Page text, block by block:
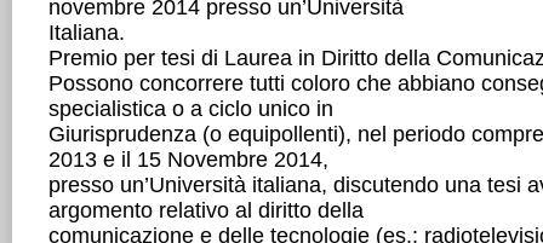
novembre 2014 presso un’Università
Italiana.
Premio per tesi di Laurea in Diritto della
Possono concorrere tutti coloro che abbiano
specialistica o a ciclo unico in
Giurisprudenza (o equipollenti), nel periodo
2013 e il 15 Novembre 2014,
presso un’Università italiana, discutendo una tesi
argomento relativo al diritto della
comunicazione e delle tecnologie (es.: